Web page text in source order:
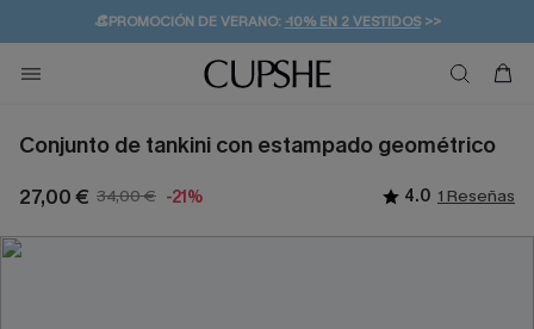
👒PROMOCIÓN DE VERANO:-10% EN 2 VESTIDOS>>
💌¡SUSCRIBIRSE & GANAR -10% EXTRA!
🚚ENVÍO GRATUITO A PARTIR DE 49 € >>
Conjunto de tankini con estampado geométrico
27,00 € 34,00 € -21% 4.0 1 Reseñas